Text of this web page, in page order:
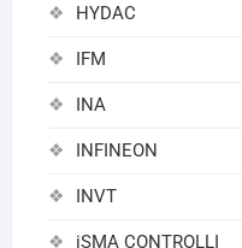
HYDAC
IFM
INA
INFINEON
INVT
iSMA CONTROLLI